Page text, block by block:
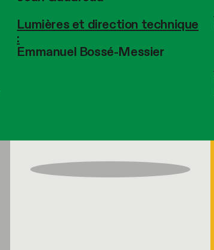
Lumières et direction technique
:
Emmanuel Bossé-Messier